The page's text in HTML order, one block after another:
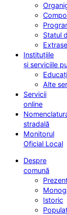
Statul
Instituțiile
și serviciile
Alte
Servicii
online
stradală
Monitorul
Oficial Local
Despre
comună
Istoric